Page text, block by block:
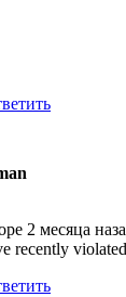
2 месяца
recently